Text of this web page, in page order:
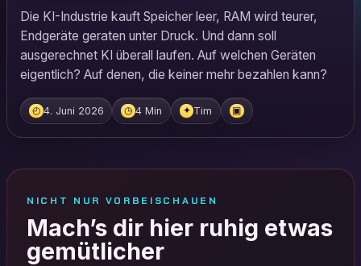
Die KI-Industrie kauft Speicher leer, RAM wird teurer,
Endgeräte geraten unter Druck. Und dann soll
ausgerechnet KI überall laufen. Auf welchen Geräten
eigentlich? Auf denen, die keiner mehr bezahlen kann?
◴ 4. Juni 2026 ◷ 4 Min ✦ Tim ▣
NICHT NUR VORBEISCHAUEN
Mach’s dir hier ruhig etwas
gemütlicher